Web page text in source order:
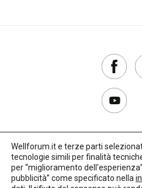
Copyright
Privacy
Wellforum.it e terze parti
tecnologie simili per finalità
per “miglioramento
pubblicità” come specificato nella